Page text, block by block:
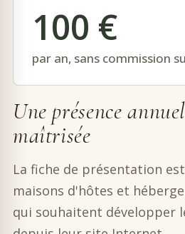
100 €
par an, sans commission
Une présence
maîtrisée
La fiche de présentation
maisons d'hôtes et
qui souhaitent développer